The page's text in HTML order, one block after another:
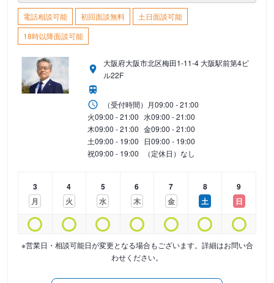
電話相談可能 初回面談無料
土日面談可能
18時以降面談可能
大阪府大阪市北区梅田1-11-4 大阪駅前第4ビ
ル22F
（受付時間） 月09:00 - 21:00
火09:00 - 21:00 水09:00 - 21:00
木09:00 - 21:00 金09:00 - 21:00
土09:00 - 19:00 日09:00 - 19:00
祝09:00 - 19:00 （定休日）なし
3
月
4
火
5
水
6
木
7
金
8
土
9
日
※営業日・相談可能日が変更となる場合もございます。詳細はお問い合
わせください。